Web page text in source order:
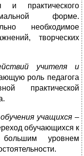
и практического
форме.
необходимое
творческих
учителя и
роль педагога
практической
учащихся–
обучающихся к
уровнем